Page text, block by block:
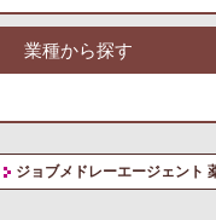
業種から探す
ジョブメドレーエージェント